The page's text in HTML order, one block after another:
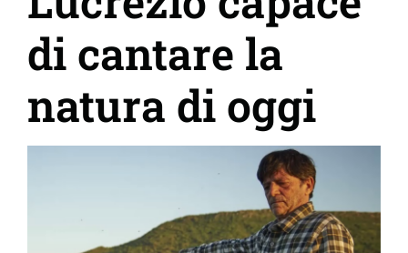
di cantare la
natura di oggi